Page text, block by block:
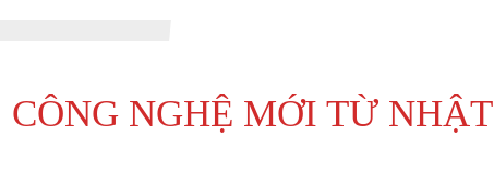
CÔNG NGHỆ MỚI TỪ NHẬT